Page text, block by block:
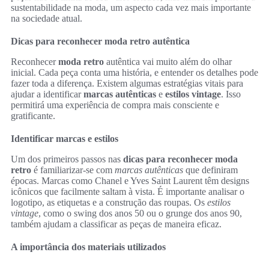
sustentabilidade na moda, um aspecto cada vez mais importante
na sociedade atual.
Dicas para reconhecer moda retro autêntica
Reconhecermoda retro autêntica vai muito além do olhar
inicial. Cada peça conta uma história, e entender os detalhes pode
fazer toda a diferença. Existem algumas estratégias vitais para
ajudar a identificarmarcas autênticas e estilos vintage. Isso
permitirá uma experiência de compra mais consciente e
gratificante.
Identificar marcas e estilos
Um dos primeiros passos nas dicas para reconhecer moda
retro é familiarizar-se com marcas autênticas que definiram
épocas. Marcas como Chanel e Yves Saint Laurent têm designs
icônicos que facilmente saltam à vista. É importante analisar o
logotipo, as etiquetas e a construção das roupas. Os estilos
vintage, como o swing dos anos 50 ou o grunge dos anos 90,
também ajudam a classificar as peças de maneira eficaz.
A importância dos materiais utilizados